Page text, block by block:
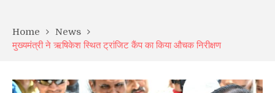
Home
News
मुख्यमंत्री ने ऋषिकेश स्थित ट्रांजिट कैंप का किया औचक निरीक्षण